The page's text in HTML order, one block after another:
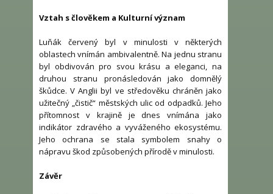
Vztah s člověkem a Kulturní význam
Luňák červený byl v minulosti v některých
oblastech vnímán ambivalentně. Na jednu stranu
byl obdivován pro svou krásu a eleganci, na
druhou stranu pronásledován jako domnělý
škůdce. V Anglii byl ve středověku chráněn jako
užitečný „čistič“ městských ulic od odpadků. Jeho
přítomnost v krajině je dnes vnímána jako
indikátor zdravého a vyváženého ekosystému.
Jeho ochrana se stala symbolem snahy o
nápravu škod způsobených přírodě v minulosti.
Závěr